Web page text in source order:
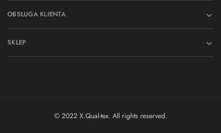
OBSŁUGA KLIENTA
SKLEP
© 2022 X.Qual-tex. All rights reserved.